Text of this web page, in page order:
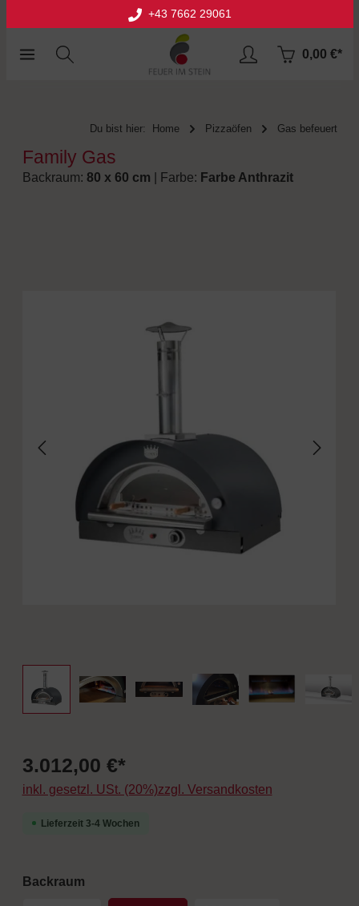
+43 7662 29061
0,00 €*
Du bist hier: Home Pizzaöfen Gas befeuert
Family Gas
Backraum: 80 x 60 cm | Farbe: Farbe Anthrazit
3.012,00 €*
inkl. gesetzl. USt. (20%)zzgl. Versandkosten
Lieferzeit 3-4 Wochen
Backraumauswählen